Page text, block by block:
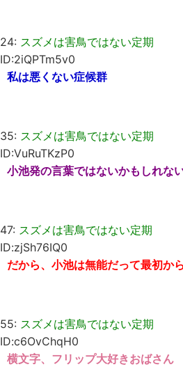
24: スズメは害鳥ではない定期
ID:2iQPTm5v0
私は悪くない症候群
35: スズメは害鳥ではない定期
ID:VuRuTKzP0
小池発の言葉ではないかもしれな
47: スズメは害鳥ではない定期
ID:zjSh76IQ0
だから、小池は無能だって最初か
55: スズメは害鳥ではない定期
ID:c6OvChqH0
横文字、フリップ大好きおばさん